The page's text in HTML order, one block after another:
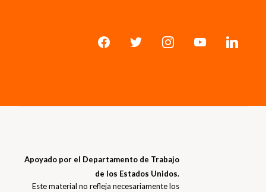
Apoyado por el Departamento de Trabajo
de los Estados Unidos.
Este material no refleja necesariamente los